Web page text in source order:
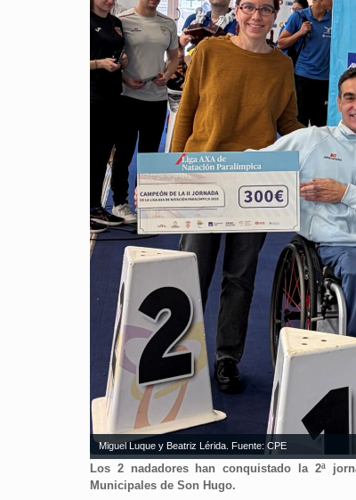
Miguel Luque y Beatriz Lérida. Fuente: CPE
Los 2 nadadores han conquistado la 2ª
Municipales de Son Hugo.